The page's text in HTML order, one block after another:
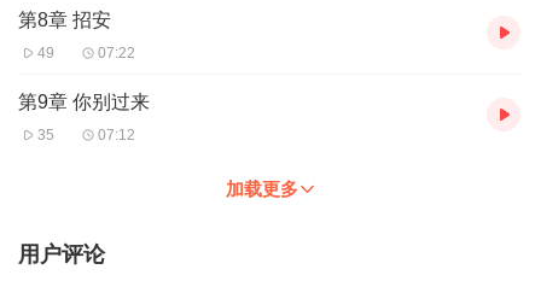
第8章 招安
49 07:22
第9章 你别过来
35 07:12
加载更多
用户评论